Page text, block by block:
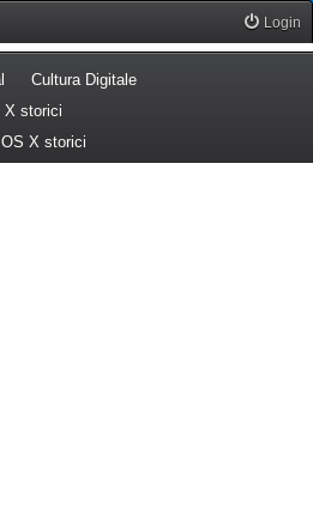
Login
(Opens a new tab)
Cultura Digitale(Opens a new tab)
X storici
X storici